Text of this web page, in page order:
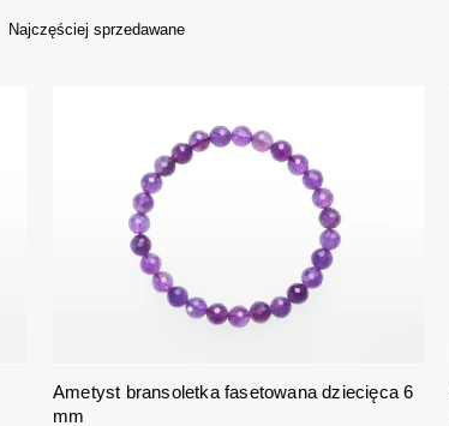
Najczęściej sprzedawane
Ametyst bransoletka fasetowana dziecięca 6
mm